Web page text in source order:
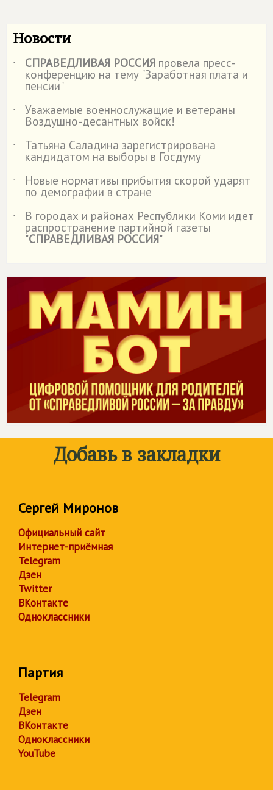
Новости
˙ СПРАВЕДЛИВАЯ РОССИЯ провела пресс-
конференцию на тему "Заработная плата и
пенсии"
˙
Уважаемые военнослужащие и ветераны
Воздушно-десантных войск!
˙
Татьяна Саладина зарегистрирована
кандидатом на выборы в Госдуму
˙
Новые нормативы прибытия скорой ударят
по демографии в стране
˙
В городах и районах Республики Коми идет
распространение партийной газеты
"СПРАВЕДЛИВАЯ РОССИЯ"
Добавь в закладки
Сергей Миронов
Официальный сайт
Интернет-приёмная
Telegram
Дзен
Twitter
ВКонтакте
Одноклассники
Партия
Telegram
Дзен
ВКонтакте
Одноклассники
YouTube